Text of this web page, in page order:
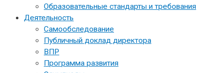
Образовательные стандарты и требования
Деятельность
Самообследование
Публичный доклад директора
ВПР
Программа развития